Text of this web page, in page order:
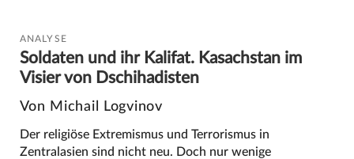
ANALYSE
Soldaten und ihr Kalifat. Kasachstan im
Visier von Dschihadisten
Von Michail Logvinov
Der religiöse Extremismus und Terrorismus in
Zentralasien sind nicht neu. Doch nur wenige